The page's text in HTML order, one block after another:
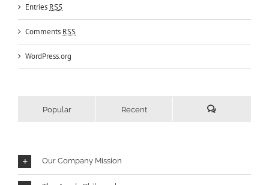
Entries RSS
Comments RSS
WordPress.org
Popular Recent
Our Company Mission